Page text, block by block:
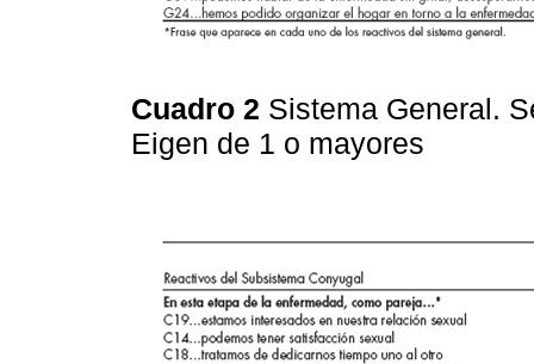
Cuadro 2 Sistema General.
Eigen de 1 o mayores